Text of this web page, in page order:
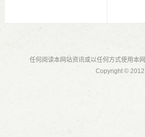
任何阅读本网站资讯或以任何方式使用本
Copyright ©